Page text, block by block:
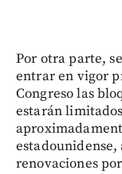
Por otra parte,
entrar en vigor
Congreso las
estarán
renovaciones